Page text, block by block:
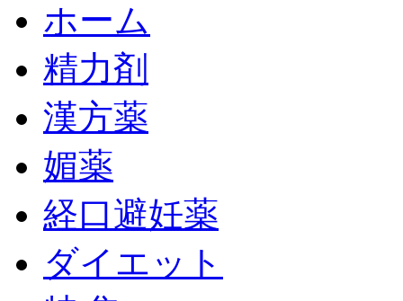
ホーム
精力剤
漢方薬
媚薬
経口避妊薬
ダイエット